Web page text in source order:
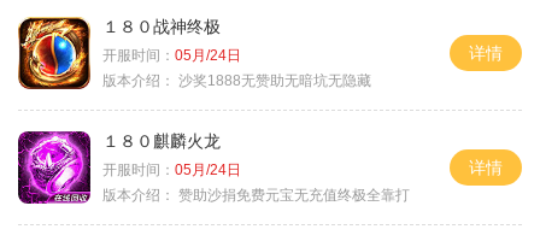
１８０战神终极
开服时间： 05月/24日
版本介绍： 沙奖1888无赞助无暗坑无隐藏
详情
１８０麒麟火龙
开服时间： 05月/24日
版本介绍： 赞助沙捐免费元宝无充值终极全靠打
详情